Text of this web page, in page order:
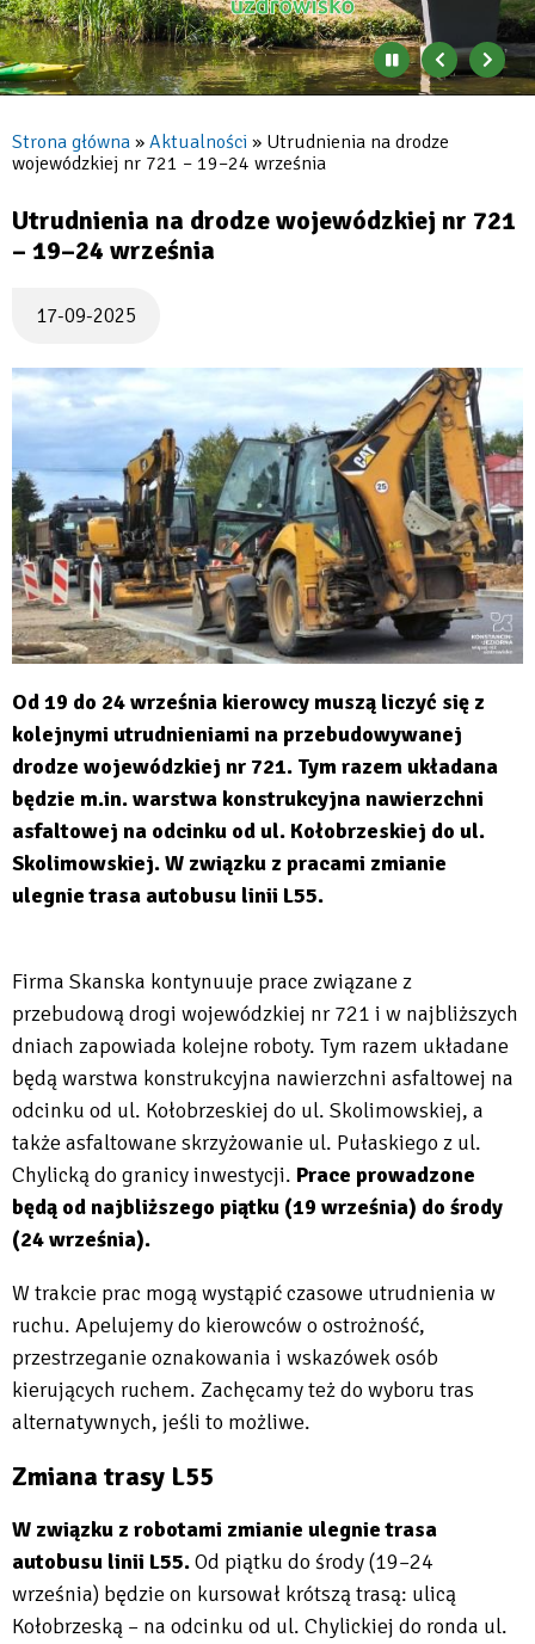
Jeziorna
Zatrzymaj
automatyczne
się
banerów
Poprzedni
bannerbaner
Ścieżka
Strona główna Aktualności
Utrudnienia na drodze
wojewódzkiej nr 721 – 19–24 września
Utrudnienia na drodze wojewódzkiej nr 721
– 19–24 września
17-09-2025
Od 19 do 24 września kierowcy muszą liczyć się z
kolejnymi utrudnieniami na przebudowywanej
drodze wojewódzkiej nr 721. Tym razem układana
będzie m.in. warstwa konstrukcyjna nawierzchni
asfaltowej na odcinku od ul. Kołobrzeskiej do ul.
Skolimowskiej. W związku z pracami zmianie
ulegnie trasa autobusu linii L55.
Firma Skanska kontynuuje prace związane z
przebudową drogi wojewódzkiej nr 721 i w najbliższych
dniach zapowiada kolejne roboty. Tym razem układane
będą warstwa konstrukcyjna nawierzchni asfaltowej na
odcinku od ul. Kołobrzeskiej do ul. Skolimowskiej, a
także asfaltowane skrzyżowanie ul. Pułaskiego z ul.
Chylicką do granicy inwestycji. Prace prowadzone
będą od najbliższego piątku (19 września) do środy
(24 września).
W trakcie prac mogą wystąpić czasowe utrudnienia w
ruchu. Apelujemy do kierowców o ostrożność,
przestrzeganie oznakowania i wskazówek osób
kierujących ruchem. Zachęcamy też do wyboru tras
alternatywnych, jeśli to możliwe.
Zmiana trasy L55
W związku z robotami zmianie ulegnie trasa
autobusu linii L55.Od piątku do środy (19–24
września) będzie on kursował krótszą trasą: ulicą
Kołobrzeską – na odcinku od ul. Chylickiej do ronda ul.